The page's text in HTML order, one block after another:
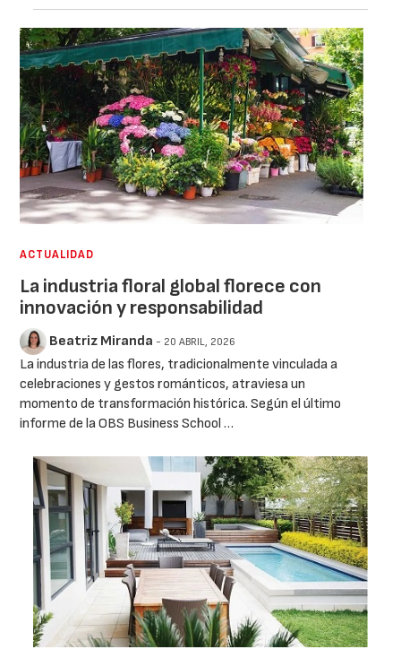
ACTUALIDAD
La industria floral global florece con
innovación y responsabilidad
Beatriz Miranda - 20 ABRIL, 2026
La industria de las flores, tradicionalmente vinculada a
celebraciones y gestos románticos, atraviesa un
momento de transformación histórica. Según el último
informe de la OBS Business School …